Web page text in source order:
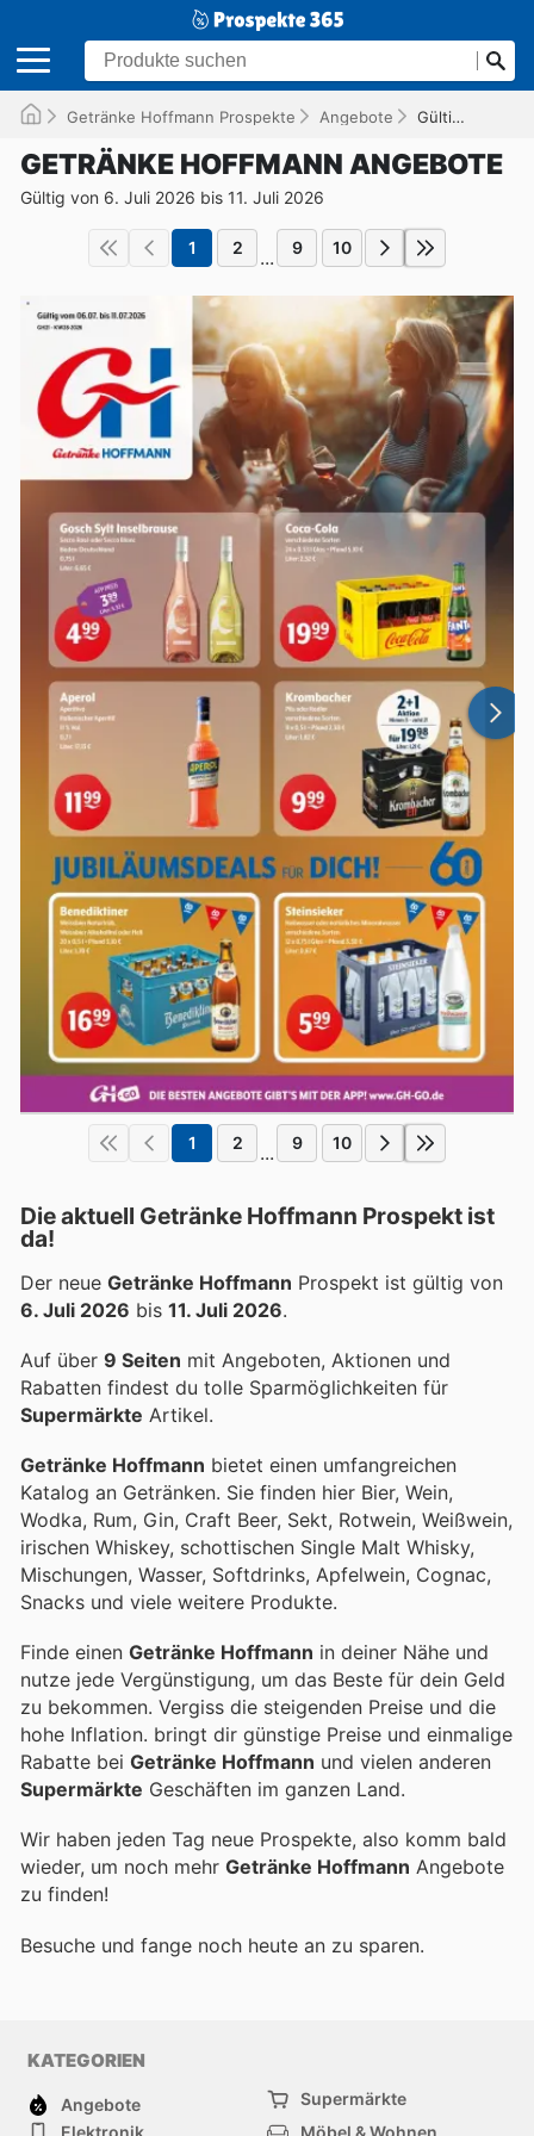
Getränke Hoffmann Prospekte Angebote Gültig bis 11.07.2026
GETRÄNKE HOFFMANN ANGEBOTE
Gültig von 6. Juli 2026 bis 11. Juli 2026
1 2 ... 9 10
1 2 ... 9 10
Die aktuell Getränke Hoffmann Prospekt ist
da!
Der neue Getränke Hoffmann Prospekt ist gültig von
6. Juli 2026 bis 11. Juli 2026.
Auf über 9 Seiten mit Angeboten, Aktionen und
Rabatten findest du tolle Sparmöglichkeiten für
Supermärkte Artikel.
Getränke Hoffmann bietet einen umfangreichen
Katalog an Getränken. Sie finden hier Bier, Wein,
Wodka, Rum, Gin, Craft Beer, Sekt, Rotwein, Weißwein,
irischen Whiskey, schottischen Single Malt Whisky,
Mischungen, Wasser, Softdrinks, Apfelwein, Cognac,
Snacks und viele weitere Produkte.
Finde einen Getränke Hoffmann in deiner Nähe und
nutze jede Vergünstigung, um das Beste für dein Geld
zu bekommen. Vergiss die steigenden Preise und die
hohe Inflation. bringt dir günstige Preise und einmalige
Rabatte bei Getränke Hoffmann und vielen anderen
Supermärkte Geschäften im ganzen Land.
Wir haben jeden Tag neue Prospekte, also komm bald
wieder, um noch mehr Getränke Hoffmann Angebote
zu finden!
Besuche und fange noch heute an zu sparen.
KATEGORIEN
Angebote
Supermärkte
Elektronik
Möbel & Wohnen